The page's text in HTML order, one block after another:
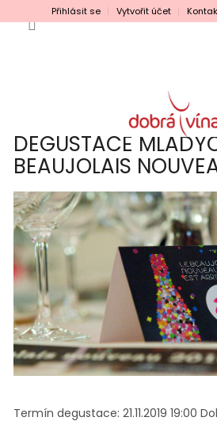
na
Přihlásit se Vytvořit účet
DEGUSTACE
BEAUJOLAIS
Termín degustace: 21.11.2019 19:00